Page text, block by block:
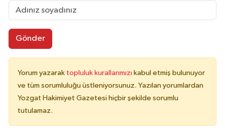
Gönder
Yorum yazarak topluluk kurallarımızı kabul etmiş bulunuyor
ve tüm sorumluluğu üstleniyorsunuz. Yazılan yorumlardan
Yozgat Hakimiyet Gazetesi hiçbir şekilde sorumlu
tutulamaz.